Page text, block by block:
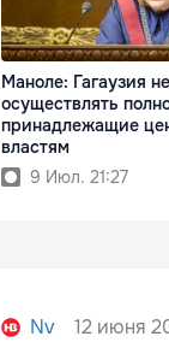
Маноле: Гагаузия
осуществлять
принадлежащие
властям
9 Июл. 21:27
Nv 12 июня